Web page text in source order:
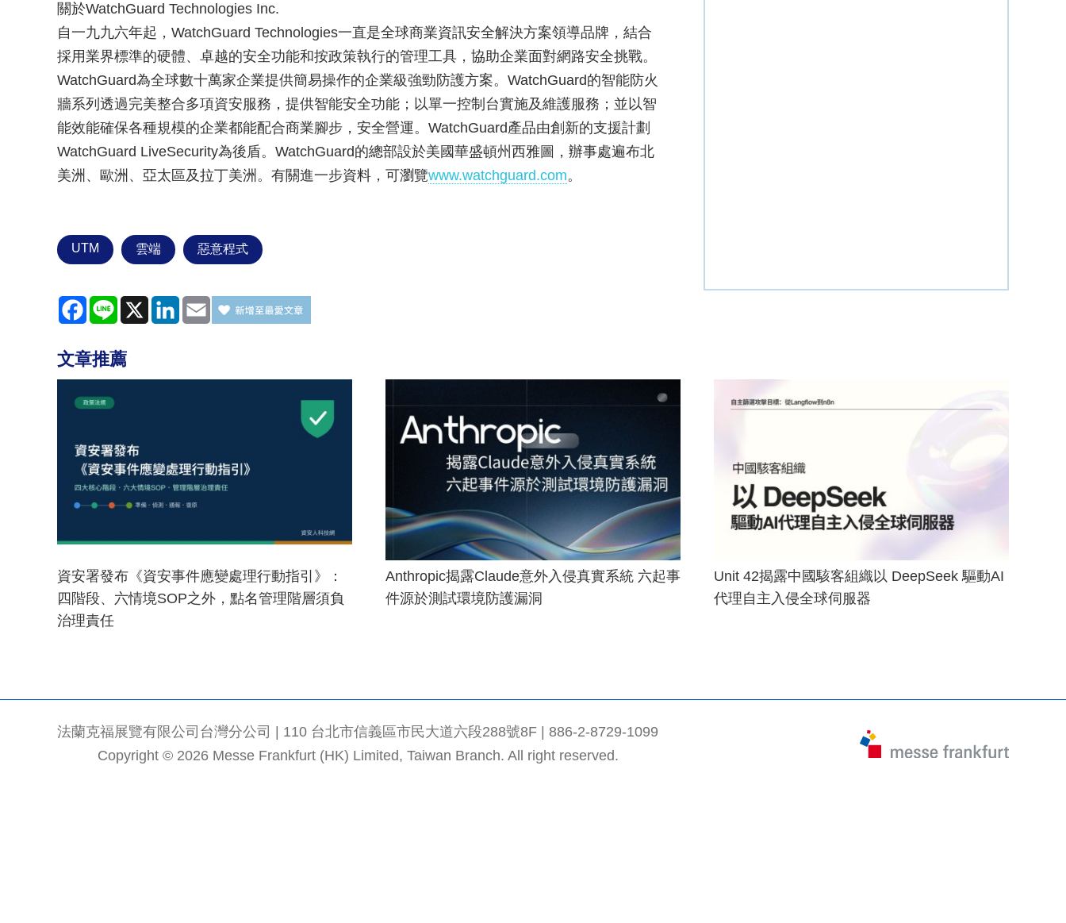
關於WatchGuard Technologies Inc.
自一九九六年起，WatchGuard Technologies一直是全球商業資訊安全解決方案領導品牌，結合
採用業界標準的硬體、卓越的安全功能和按政策執行的管理工具，協助企業面對網路安全挑戰。
WatchGuard為全球數十萬家企業提供簡易操作的企業級強勁防護方案。WatchGuard的智能防火
牆系列透過完美整合多項資安服務，提供智能安全功能；以單一控制台實施及維護服務；並以智
能效能確保各種規模的企業都能配合商業腳步，安全營運。WatchGuard產品由創新的支援計劃
WatchGuard LiveSecurity為後盾。WatchGuard的總部設於美國華盛頓州西雅圖，辦事處遍布北
美洲、歐洲、亞太區及拉丁美洲。有關進一步資料，可瀏覽www.watchguard.com。
UTM 雲端 惡意程式
Facebook
Line X LinkedInEmail
文章推薦
資安署發布《資安事件應變處理行動指引》：
四階段、六情境SOP之外，點名管理階層須負
治理責任
Anthropic揭露Claude意外入侵真實系統 六起事
件源於測試環境防護漏洞
Unit 42揭露中國駭客組織以 DeepSeek 驅動AI
代理自主入侵全球伺服器
法蘭克福展覽有限公司台灣分公司 | 110 台北市信義區市民大道六段288號8F | 886-2-8729-1099
Copyright © 2026 Messe Frankfurt (HK) Limited, Taiwan Branch. All right reserved.